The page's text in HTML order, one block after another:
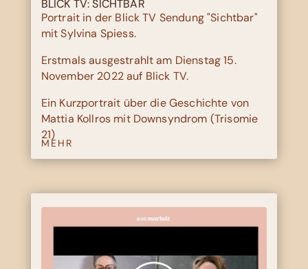
BLICK TV: SICHTBAR
Portrait in der Blick TV Sendung "Sichtbar"
mit Sylvina Spiess.
Erstmals ausgestrahlt am Dienstag 15.
November 2022 auf Blick TV.
Ein Kurzportrait über die Geschichte von
Mattia Kollros mit Downsyndrom (Trisomie
21)
MEHR